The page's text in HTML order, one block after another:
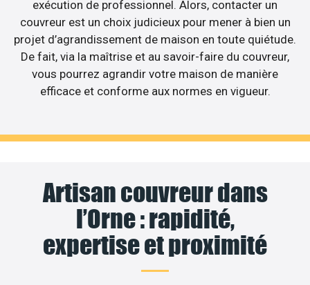
exécution de professionnel. Alors, contacter un
couvreur est un choix judicieux pour mener à bien un
projet d’agrandissement de maison en toute quiétude.
De fait, via la maîtrise et au savoir-faire du couvreur,
vous pourrez agrandir votre maison de manière
efficace et conforme aux normes en vigueur.
Artisan couvreur dans
l’Orne : rapidité,
expertise et proximité